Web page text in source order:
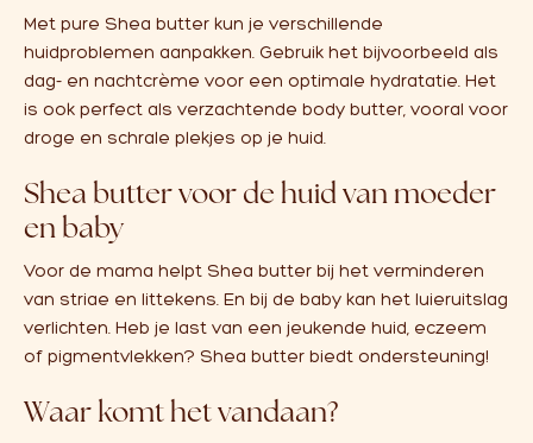
Met pure Shea butter kun je verschillende
huidproblemen aanpakken. Gebruik het bijvoorbeeld als
dag- en nachtcrème voor een optimale hydratatie. Het
is ook perfect als verzachtende body butter, vooral voor
droge en schrale plekjes op je huid.
Shea butter voor de huid van moeder
en baby
Voor de mama helpt Shea butter bij het verminderen
van striae en littekens. En bij de baby kan het luieruitslag
verlichten. Heb je last van een jeukende huid, eczeem
of pigmentvlekken? Shea butter biedt ondersteuning!
Waar komt het vandaan?